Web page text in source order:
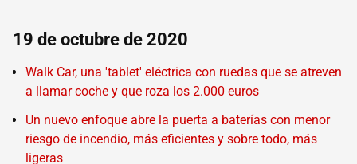
19 de octubre de 2020
Walk Car, una 'tablet' eléctrica con ruedas que se atreven
a llamar coche y que roza los 2.000 euros
Un nuevo enfoque abre la puerta a baterías con menor
riesgo de incendio, más eficientes y sobre todo, más
ligeras